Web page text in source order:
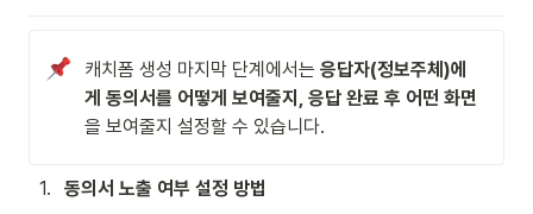
캐치폼 생성 마지막 단계에서는 응답자(정보주체)에
게 동의서를 어떻게 보여줄지, 응답 완료 후 어떤 화면
을 보여줄지 설정할 수 있습니다.
1.
동의서 노출 여부 설정 방법